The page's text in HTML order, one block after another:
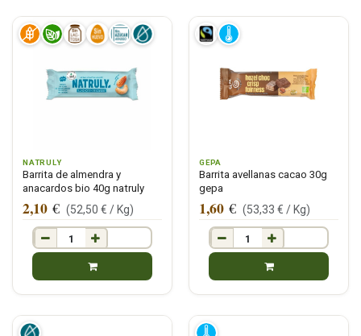
NATRULY
Barrita de almendra y
anacardos bio 40g natruly
2,10 € (52,50 € / Kg)
GEPA
Barrita avellanas cacao 30g
gepa
1,60 € (53,33 € / Kg)